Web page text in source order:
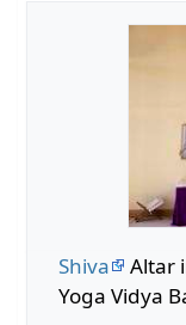
Shiva
Altar
Yoga Vidya